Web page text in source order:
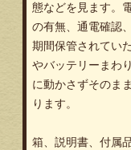
態などを見ます。
の有無、通電確認
期間保管されてい
やバッテリーまわ
に動かさずそのま
ります。
箱、説明書、付属